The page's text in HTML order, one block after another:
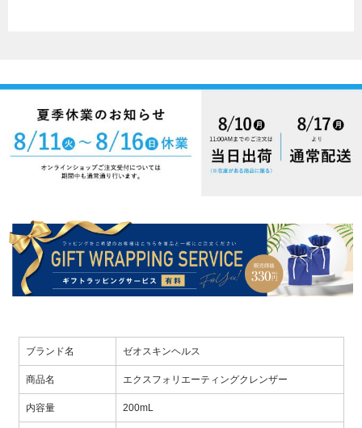
ブランド名 ゼオスキンヘルス
商品名 エクスフォリエーティングクレンザー
内容量 200mL